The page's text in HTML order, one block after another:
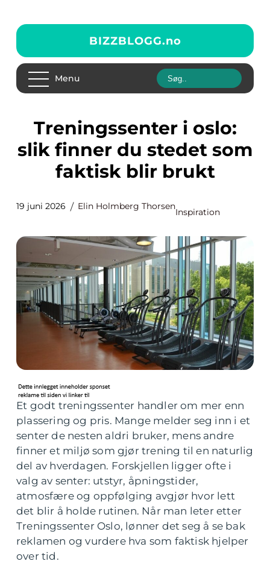
BIZZBLOGG.no
Menu
Treningssenter i oslo:
slik finner du stedet som
faktisk blir brukt
19 juni 2026 Elin Holmberg Thorsen
Inspiration
Et godt treningssenter handler om mer enn
plassering og pris. Mange melder seg inn i et
senter de nesten aldri bruker, mens andre
finner et miljø som gjør trening til en naturlig
del av hverdagen. Forskjellen ligger ofte i
valg av senter: utstyr, åpningstider,
atmosfære og oppfølging avgjør hvor lett
det blir å holde rutinen. Når man leter etter
Treningssenter Oslo, lønner det seg å se bak
reklamen og vurdere hva som faktisk hjelper
over tid.